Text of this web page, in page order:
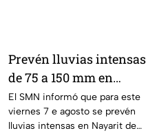
Prevén lluvias intensas
de 75 a 150 mm en
Nayarit este viernes 7
de agosto
El SMN informó que para este
viernes 7 e agosto se prevén
lluvias intensas en Nayarit de